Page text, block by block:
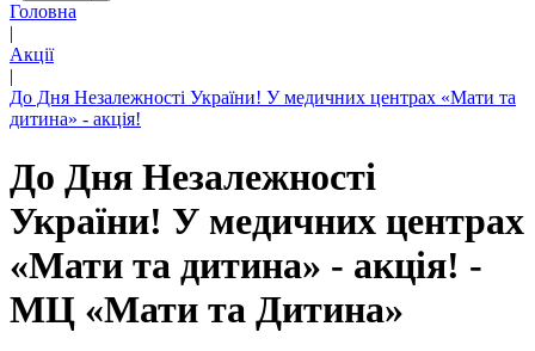
Головна
|
Акції
|
До Дня Незалежності України! У медичних центрах «Мати та
дитина» - акція!
До Дня Незалежності
України! У медичних центрах
«Мати та дитина» - акція! -
МЦ «Мати та Дитина»